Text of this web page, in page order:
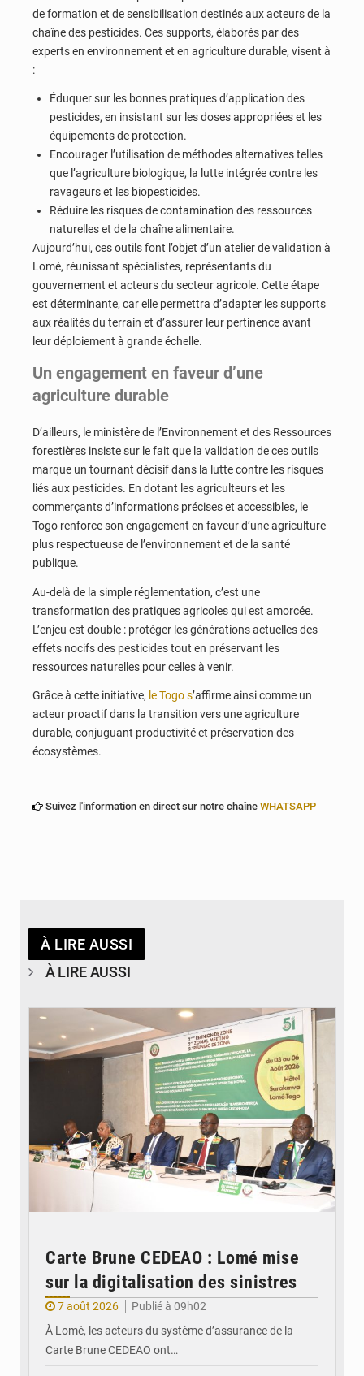
de formation et de sensibilisation destinés aux acteurs de la
chaîne des pesticides. Ces supports, élaborés par des
experts en environnement et en agriculture durable, visent à
:
Éduquer sur les bonnes pratiques d’application des
pesticides, en insistant sur les doses appropriées et les
équipements de protection.
Encourager l’utilisation de méthodes alternatives telles
que l’agriculture biologique, la lutte intégrée contre les
ravageurs et les biopesticides.
Réduire les risques de contamination des ressources
naturelles et de la chaîne alimentaire.
Aujourd’hui, ces outils font l’objet d’un atelier de validation à
Lomé, réunissant spécialistes, représentants du
gouvernement et acteurs du secteur agricole. Cette étape
est déterminante, car elle permettra d’adapter les supports
aux réalités du terrain et d’assurer leur pertinence avant
leur déploiement à grande échelle.
Un engagement en faveur d’une
agriculture durable
D’ailleurs, le ministère de l’Environnement et des Ressources
forestières insiste sur le fait que la validation de ces outils
marque un tournant décisif dans la lutte contre les risques
liés aux pesticides. En dotant les agriculteurs et les
commerçants d’informations précises et accessibles, le
Togo renforce son engagement en faveur d’une agriculture
plus respectueuse de l’environnement et de la santé
publique.
Au-delà de la simple réglementation, c’est une
transformation des pratiques agricoles qui est amorcée.
L’enjeu est double : protéger les générations actuelles des
effets nocifs des pesticides tout en préservant les
ressources naturelles pour celles à venir.
Grâce à cette initiative, le Togo s’affirme ainsi comme un
acteur proactif dans la transition vers une agriculture
durable, conjuguant productivité et préservation des
écosystèmes.
Suivez l'information en direct sur notre chaîne WHATSAPP
À LIRE AUSSI
À LIRE AUSSI
Carte Brune CEDEAO : Lomé mise
sur la digitalisation des sinistres
7 août 2026
Publié à 09h02
À Lomé, les acteurs du système d’assurance de la
Carte Brune CEDEAO ont…